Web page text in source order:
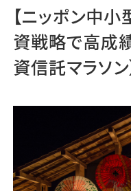
無料講座
コラム
利用者の声
運営会社
ファミリーオフィ
【ニッポン中小
資戦略で高成
資信託マラソン